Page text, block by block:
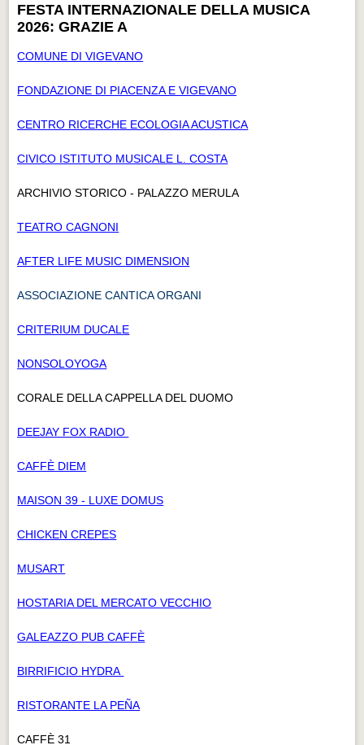
FESTA INTERNAZIONALE DELLA MUSICA
2026: GRAZIE A
COMUNE DI VIGEVANO
FONDAZIONE DI PIACENZA E VIGEVANO
CENTRO RICERCHE ECOLOGIA ACUSTICA
CIVICO ISTITUTO MUSICALE L. COSTA
ARCHIVIO STORICO - PALAZZO MERULA
TEATRO CAGNONI
AFTER LIFE MUSIC DIMENSION
ASSOCIAZIONE CANTICA ORGANI
CRITERIUM DUCALE
NONSOLOYOGA
CORALE DELLA CAPPELLA DEL DUOMO
DEEJAY FOX RADIO
CAFFÈ DIEM
MAISON 39 - LUXE DOMUS
CHICKEN CREPES
MUSART
HOSTARIA DEL MERCATO VECCHIO
GALEAZZO PUB CAFFÈ
BIRRIFICIO HYDRA
RISTORANTE LA PEÑA
CAFFÈ 31